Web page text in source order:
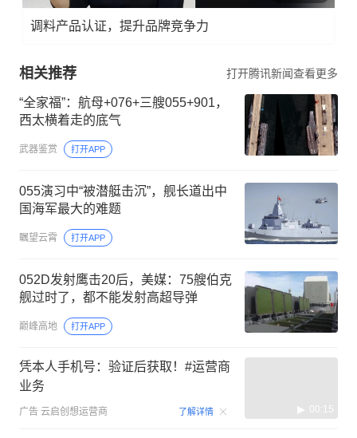
调料产品认证，提升品牌竞争力
相关推荐 打开腾讯新闻查看更多
“全家福”：航母+076+三艘055+901，
西太横着走的底气
武器鉴赏 打开APP
055演习中“被潜艇击沉”，舰长道出中
国海军最大的难题
瞩望云霄 打开APP
052D发射鹰击20后，美媒：75艘伯克
舰过时了，都不能发射高超导弹
巅峰高地 打开APP
凭本人手机号：验证后获取！#运营商
业务
广告 云启创想运营商 了解详情 00:15